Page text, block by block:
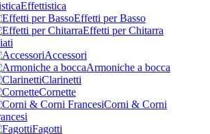
Effettistica
Effetti per Basso
Effetti per Chitarra
Accessori
Armoniche a bocca
Clarinetti
Cornette
Corni & Corni
Fagotti